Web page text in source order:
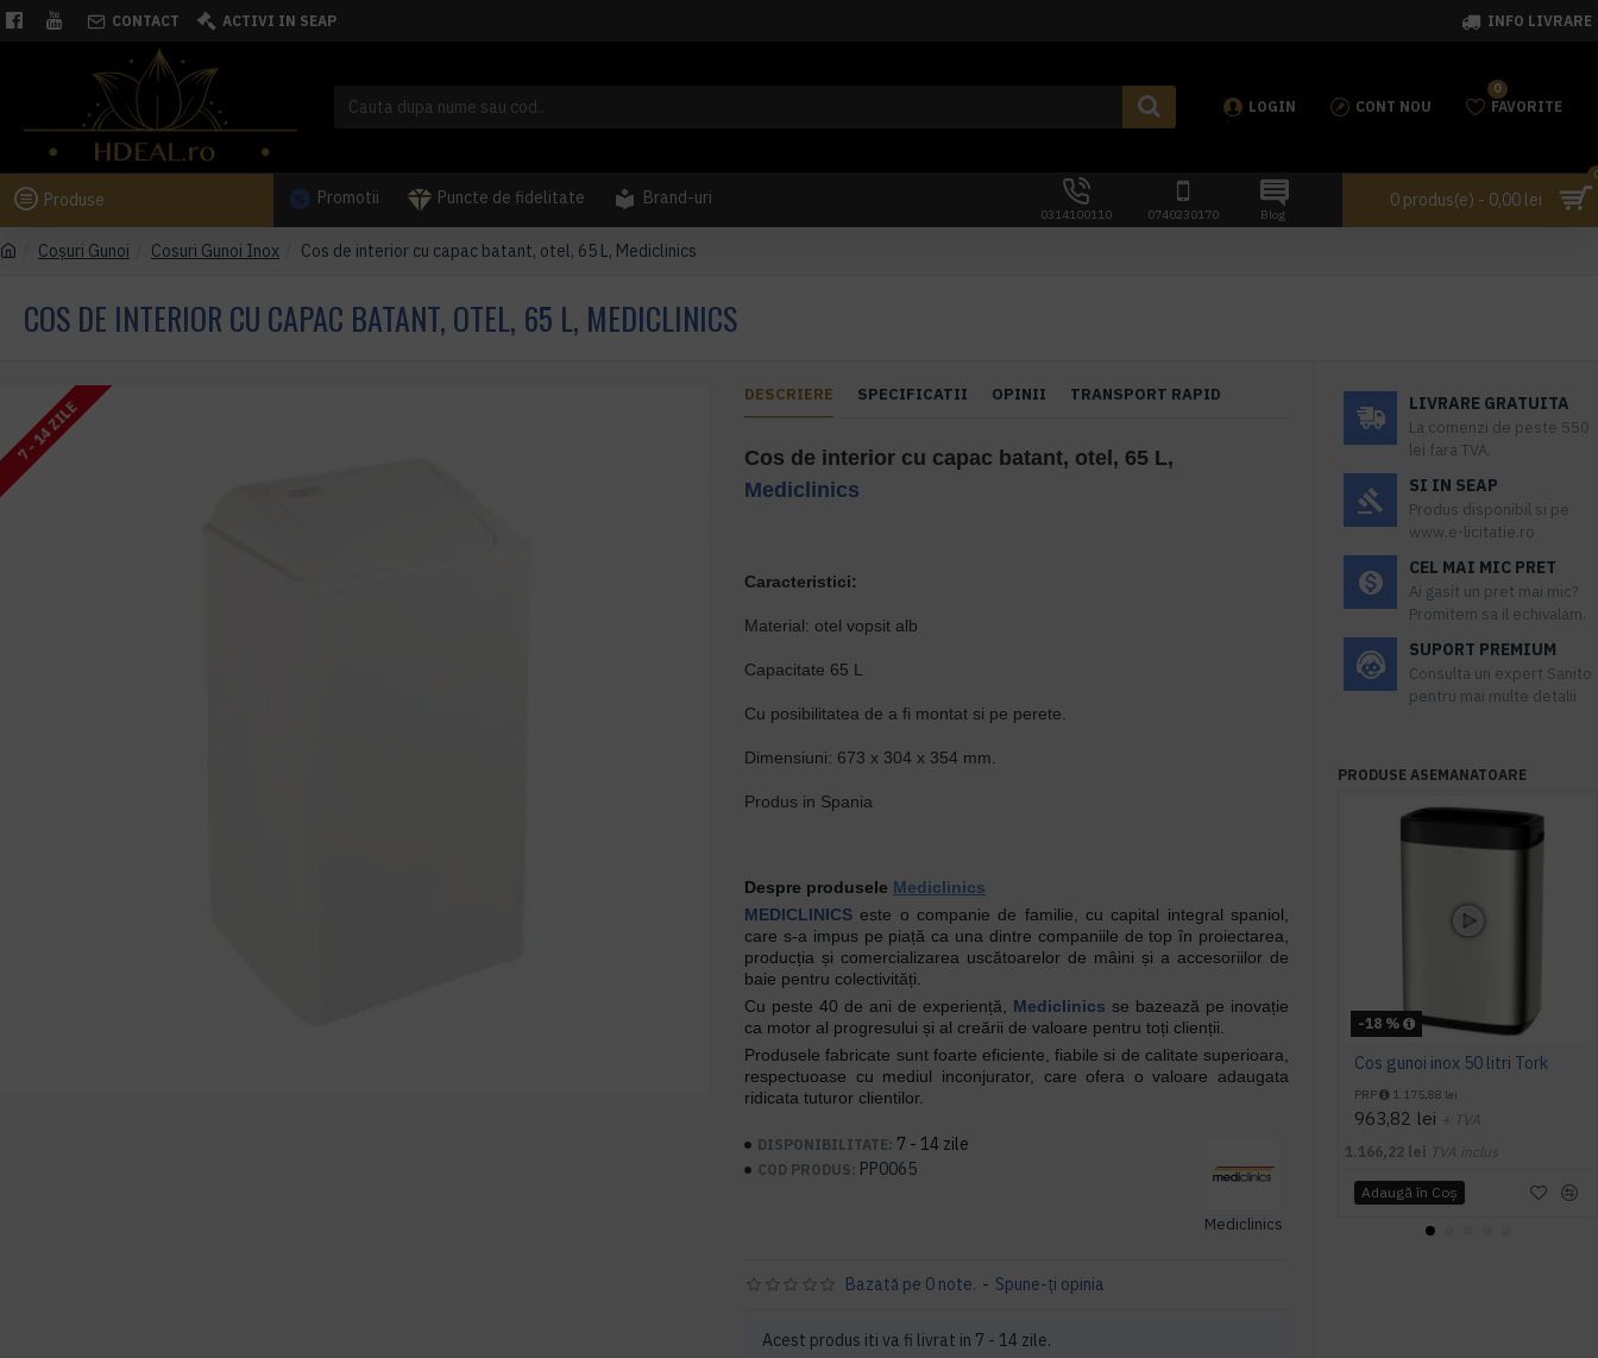
CONTACT ACTIVI IN SEAP INFO LIVRARE
LOGIN CONT NOU FAVORITE
0
Produse Promotii Puncte de fidelitate Brand-uri
0314100110 0740230170 Blog
0 produs(e) - 0,00 lei
Coşuri Gunoi Cosuri Gunoi Inox Cos de interior cu capac batant, otel, 65 L, Mediclinics
COS DE INTERIOR CU CAPAC BATANT, OTEL, 65 L, MEDICLINICS
7 - 14 ZILE
DESCRIERE SPECIFICATII OPINII TRANSPORT RAPID
Cos de interior cu capac batant, otel, 65 L,
Mediclinics
Caracteristici:
Material: otel vopsit alb
Capacitate 65 L
Cu posibilitatea de a fi montat si pe perete.
Dimensiuni: 673 x 304 x 354 mm.
Produs in Spania
Despre produsele Mediclinics
MEDICLINICS este o companie de familie, cu capital integral spaniol,
care s-a impus pe piață ca una dintre companiile de top în proiectarea,
producția și comercializarea uscătoarelor de mâini și a accesoriilor de
baie pentru colectivități.
Cu peste 40 de ani de experiență, Mediclinics se bazează pe inovație
ca motor al progresului și al creării de valoare pentru toți clienții.
Produsele fabricate sunt foarte eficiente, fiabile si de calitate superioara,
respectuoase cu mediul inconjurator, care ofera o valoare adaugata
ridicata tuturor clientilor.
DISPONIBILITATE: 7 - 14 zile
COD PRODUS: PP0065
Mediclinics
Acest produs iti va fi livrat in 7 - 14 zile.
Bazată pe 0 note. - Spune-ţi opinia
LIVRARE GRATUITA
La comenzi de peste 550
lei fara TVA.
SI IN SEAP
Produs disponibil si pe
www.e-licitatie.ro
CEL MAI MIC PRET
Ai gasit un pret mai mic?
Promitem sa il echivalam.
SUPORT PREMIUM
Consulta un expert Sanito
pentru mai multe detalii
PRODUSE ASEMANATOARE
-18 %
Cos gunoi inox 50 litri Tork
PRP 1.175,88 lei
963,82 lei + TVA
1.166,22 lei TVA inclus
Adaugă în Coş